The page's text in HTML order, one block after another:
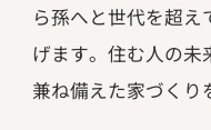
ら孫へと世代を超
げます。住む人の未
兼ね備えた家づくり